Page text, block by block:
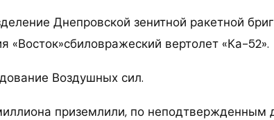
Днепровской зенитной ракетной
«Восток»сбиловражеский вертолет «Ка-52».
Воздушных сил.
приземлили, по неподтвержденным